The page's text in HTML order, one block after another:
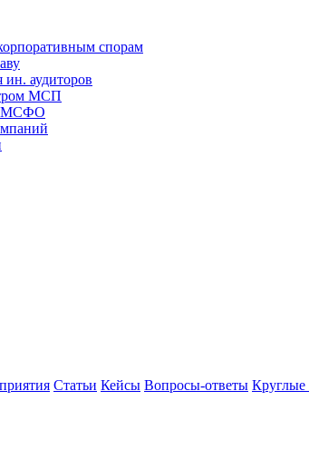
спорам
ин. аудиторов
МСП
МСФО
Статьи Кейсы Вопросы-ответы Круглые